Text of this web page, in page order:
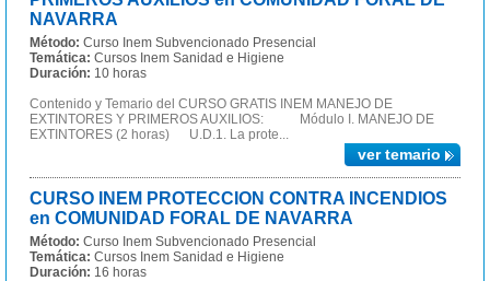
NAVARRA
Método: Curso Inem Subvencionado Presencial
Temática: Cursos Inem Sanidad e Higiene
Duración: 10 horas
Contenido y Temario del CURSO GRATIS INEM MANEJO DE
EXTINTORES Y PRIMEROS AUXILIOS: Módulo I. MANEJO DE
EXTINTORES (2 horas) U.D.1. La prote...
ver temario
CURSO INEM PROTECCION CONTRA INCENDIOS
en COMUNIDAD FORAL DE NAVARRA
Método: Curso Inem Subvencionado Presencial
Temática: Cursos Inem Sanidad e Higiene
Duración: 16 horas